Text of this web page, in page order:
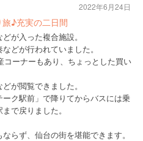
♪充実の二日間
が入った複合施設。
どが行われていました。
コーナーもあり、ちょっとした買い
が閲覧できました。
ク駅前」で降りてからバスには乗
で戻りました。
らず、仙台の街を堪能できます。
2022年6月24日